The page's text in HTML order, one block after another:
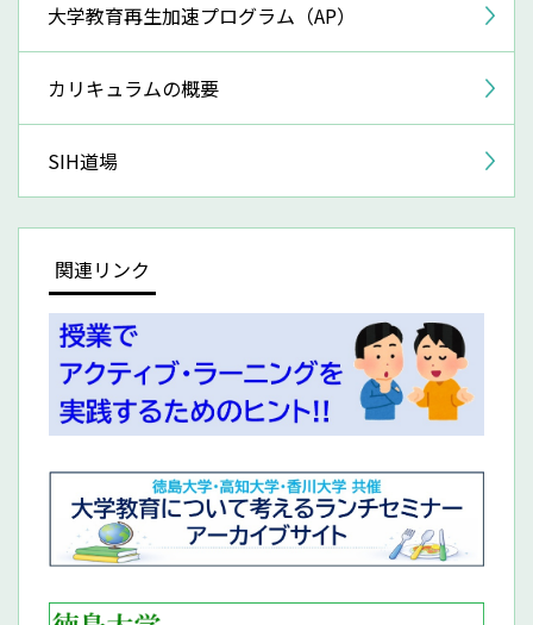
大学教育再生加速プログラム（AP）
カリキュラムの概要
SIH道場
関連リンク